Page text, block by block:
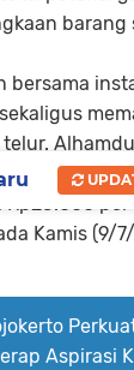
barang
bersama
saat
per
Kamis (9/
Aspirasi